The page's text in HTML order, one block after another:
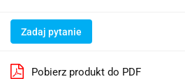
Zadaj pytanie
Pobierz produkt do PDF